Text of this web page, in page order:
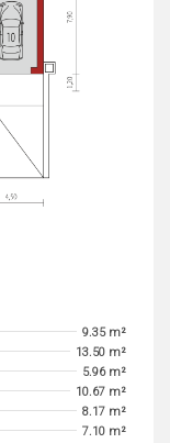
9.35 m²
13.50 m²
5.96 m²
10.67 m²
8.17 m²
7.10 m²